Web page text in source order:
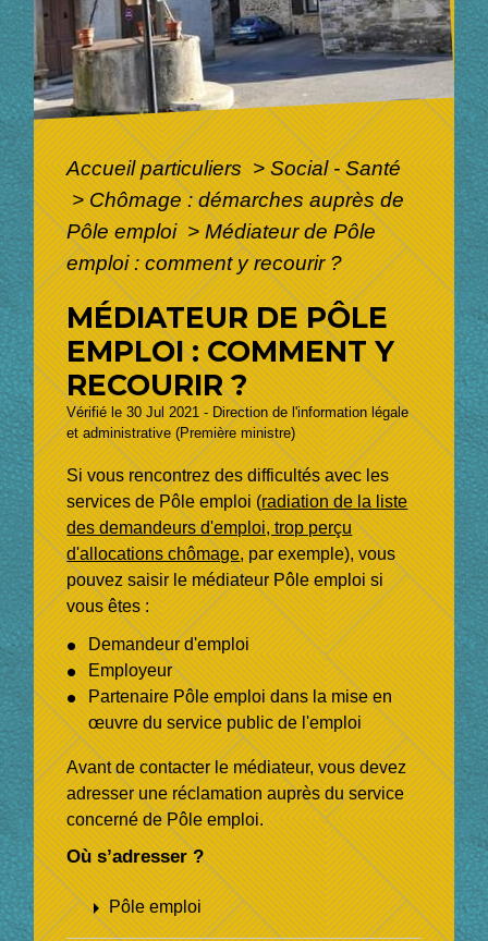
Accueil particuliers> Social - Santé
> Chômage : démarches auprès de
Pôle emploi> Médiateur de Pôle
emploi : comment y recourir ?
MÉDIATEUR DE PÔLE
EMPLOI : COMMENT Y
RECOURIR ?
Vérifié le 30 Jul 2021 - Direction de l'information légale
et administrative (Première ministre)
Si vous rencontrez des difficultés avec les
services de Pôle emploi (radiation de la liste
des demandeurs d'emploi, trop perçu
d'allocations chômage, par exemple), vous
pouvez saisir le médiateur Pôle emploi si
vous êtes :
Demandeur d'emploi
Employeur
Partenaire Pôle emploi dans la mise en
œuvre du service public de l'emploi
Avant de contacter le médiateur, vous devez
adresser une réclamation auprès du service
concerné de Pôle emploi.
Où s’adresser ?
arrow_rightPôle emploi